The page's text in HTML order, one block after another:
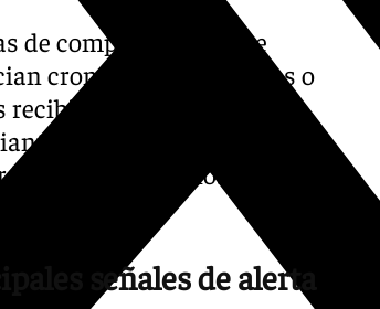
de compraventa entre
cromos muy cotizados o
recibir el dinero. En otros
falsos marketplaces o
datos bancarios de las
señales de alerta